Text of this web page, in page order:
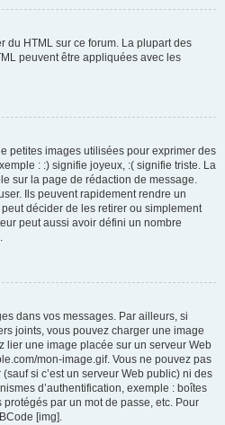
du HTML sur ce forum. La plupart des
peuvent être appliquées avec les
petites images utilisées pour exprimer des
: :) signifie joyeux, :( signifie triste. La
sur la page de rédaction de message.
Ils peuvent rapidement rendre un
décider de les retirer ou simplement
peut aussi avoir défini un nombre
dans vos messages. Par ailleurs, si
joints, vous pouvez charger une image
lier une image placée sur un serveur Web
mon-image.gif. Vous ne pouvez pas
si c’est un serveur Web public) ni des
d’authentification, exemple : boîtes
par un mot de passe, etc. Pour
[img].